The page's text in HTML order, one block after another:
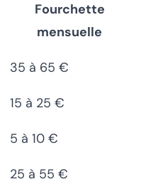
Fourchette
mensuelle
35 à 65 €
15 à 25 €
5 à 10 €
25 à 55 €